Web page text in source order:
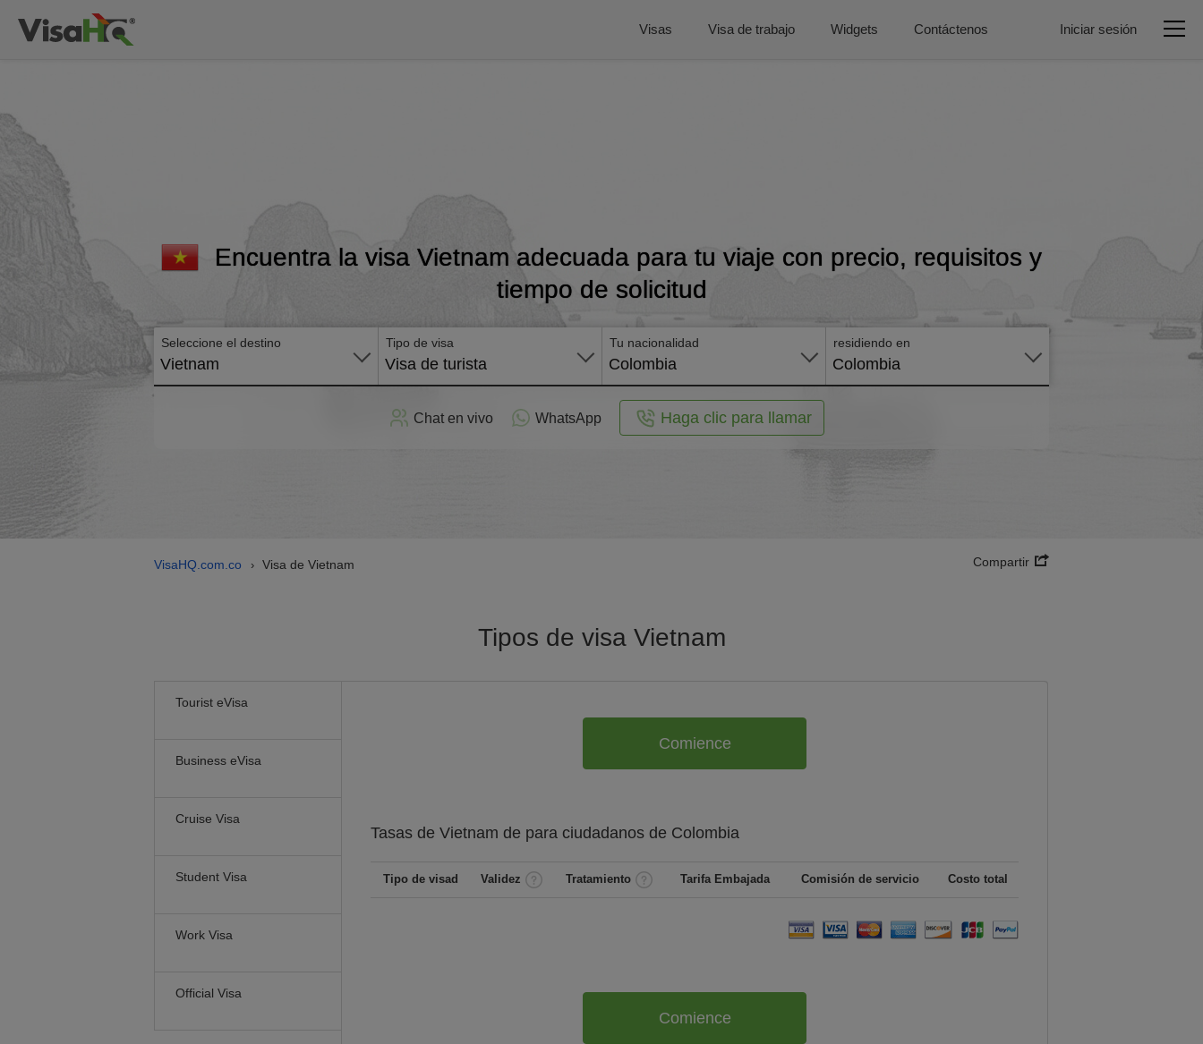
Visas Visa de trabajo Widgets Contáctenos Iniciar sesión
Encuentra la visa Vietnam adecuada para tu viaje con precio, requisitos y
tiempo de solicitud
Seleccione el destino
Vietnam
Tipo de visa
Visa de turista
Tu nacionalidad
Colombia
residiendo en
Colombia
Aplicar
Chat en vivo WhatsApp Haga clic para llamar
VisaHQ.com.co › Visa de Vietnam Compartir
Tipos de visa Vietnam
Tourist eVisa
Business eVisa
Cruise Visa
Student Visa
Work Visa
Official Visa
Comience
Tasas de Vietnam de para ciudadanos de Colombia
Tipo de visad Validez Tratamiento Tarifa Embajada Comisión de servicio Costo total
Comience